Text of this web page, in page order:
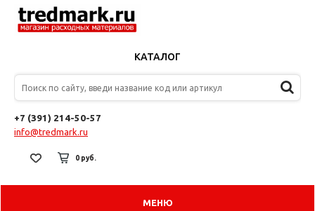
КАТАЛОГ
+7 (391) 214-50-57
info@tredmark.ru
0 руб.
МЕНЮ